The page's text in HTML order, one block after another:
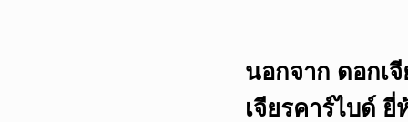
นอกจาก ดอกเ
เจียรคาร์ไบด์